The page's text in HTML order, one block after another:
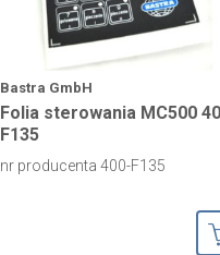
Bastra GmbH
Folia sterowania MC500
F135
nr producenta 400-F135